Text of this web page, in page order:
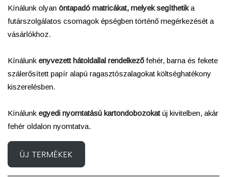
Kínálunk olyan öntapadó matricákat, melyek segíthetik a
futárszolgálatos csomagok épségben történő megérkezését a
vásárlókhoz.
Kínálunk enyvezett hátoldallal rendelkező fehér, barna és fekete
szálerősített papír alapú ragasztószalagokat költséghatékony
kiszerelésben.
Kínálunk egyedi nyomtatású kartondobozokatúj kivitelben, akár
fehér oldalon nyomtatva.
ÚJ TERMÉKEK